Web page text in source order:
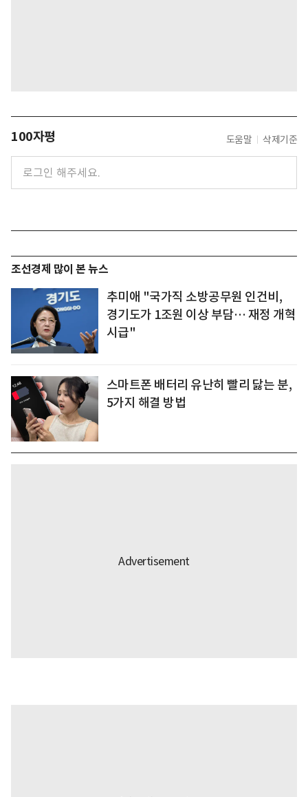
100자평 도움말 삭제기준
조선경제 많이 본 뉴스
추미애 "국가직 소방공무원 인건비,
경기도가 1조원 이상 부담… 재정 개혁
시급"
스마트폰 배터리 유난히 빨리 닳는 분,
5가지 해결 방법